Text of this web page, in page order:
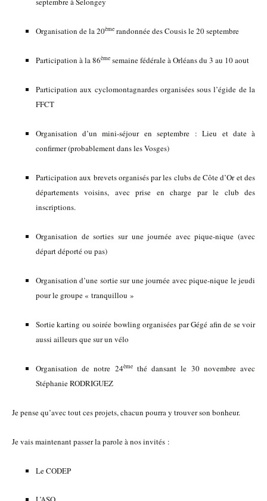
Organisation de la 20ème randonnée des Cousis le 20 septembre
Participation à la 86ème semaine fédérale à Orléans du 3 au 10 aout
Participation aux cyclomontagnardes organisées sous l’égide de la
FFCT
Organisation d’un mini-séjour en septembre : Lieu et date à
confirmer (probablement dans les Vosges)
Participation aux brevets organisés par les clubs de Côte d’Or et des
départements voisins, avec prise en charge par le club des
inscriptions.
Organisation de sorties sur une journée avec pique-nique (avec
départ déporté ou pas)
Organisation d’une sortie sur une journée avec pique-nique le jeudi
pour le groupe « tranquillou »
Sortie karting ou soirée bowling organisées par Gégé afin de se voir
aussi ailleurs que sur un vélo
Organisation de notre 24èmethé dansant le 30 novembre avec
Stéphanie RODRIGUEZ
Je pense qu’avec tout ces projets, chacun pourra y trouver son bonheur.
Je vais maintenant passer la parole à nos invités :
Le CODEP